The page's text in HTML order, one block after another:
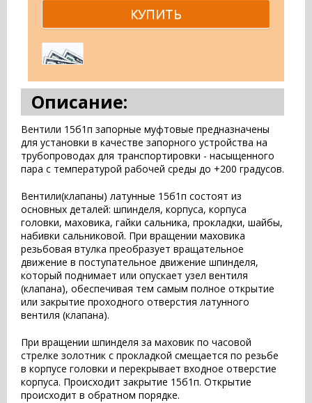
Описание:
Вентили 15б1п запорные муфтовые предназначены
для установки в качестве запорного устройства на
трубопроводах для транспортировки - насыщенного
пара с температурой рабочей среды до +200 градусов.
Вентили(клапаны) латунные 15б1п состоят из
основных деталей: шпинделя, корпуса, корпуса
головки, маховика, гайки сальника, прокладки, шайбы,
набивки сальниковой. При вращении маховика
резьбовая втулка преобразует вращательное
движение в поступательное движение шпинделя,
который поднимает или опускает узел вентиля
(клапана), обеспечивая тем самым полное открытие
или закрытие проходного отверстия латунного
вентиля (клапана).
При вращении шпинделя за маховик по часовой
стрелке золотник с прокладкой смещается по резьбе
в корпусе головки и перекрывает входное отверстие
корпуса. Происходит закрытие 15б1п. Открытие
происходит в обратном порядке.